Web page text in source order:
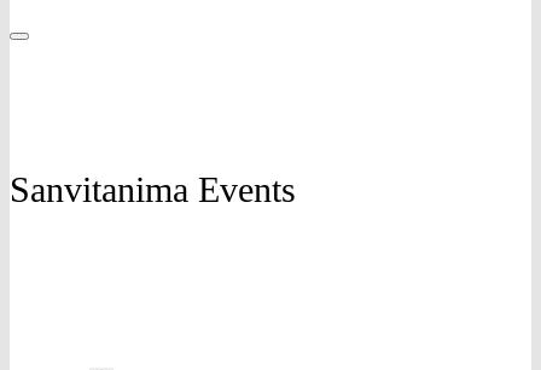
Sanvitanima Events